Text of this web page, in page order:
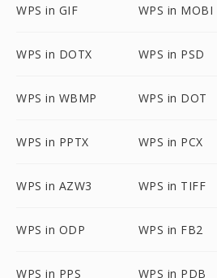
WPS in GIF WPS in MOBI
WPS in DOTX WPS in PSD
WPS in WBMP WPS in DOT
WPS in PPTX WPS in PCX
WPS in AZW3 WPS in TIFF
WPS in ODP WPS in FB2
WPS in PPS WPS in PDB